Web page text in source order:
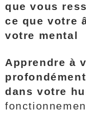
que vous
ce que votre
votre mental
Apprendre à
dans votre